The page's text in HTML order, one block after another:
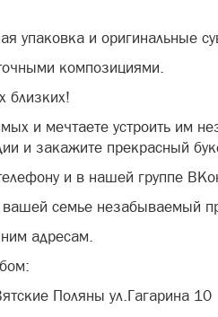
упаковка и оригинальные
композициями.
близких!
и мечтаете устроить им
и закажите прекрасный
и в нашей группе
семье незабываемый
адресам.
Поляны ул.Гагарина 10